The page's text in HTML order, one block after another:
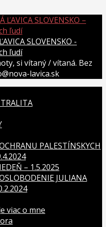
SLOVENSKO -
ľudí
si vítaný / vítaná. Bez
lavica.sk
PALESTÍNSKYCH
– 1.5.2025
JULIANA
viac o mne